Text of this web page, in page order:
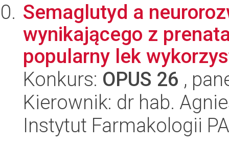
Semaglutyd a
wynikającego z
popularny lek
Konkurs: OPUS 26 ,
Kierownik: dr hab.
Instytut Farmakologii